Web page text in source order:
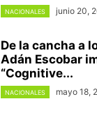
NACIONALES junio 20,
De la cancha a
Adán Escobar
“Cognitive...
NACIONALES mayo 18,